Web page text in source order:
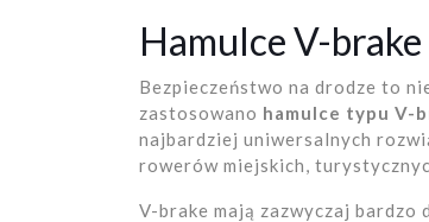
Hamulce V-brake
Bezpieczeństwo na drodze to
zastosowano hamulce typu V-
najbardziej uniwersalnych
rowerów miejskich,
V-brake mają zazwyczaj bardzo